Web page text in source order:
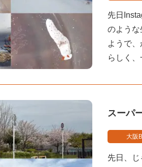
先日
のよう
ようで
らしく
スーパ
大阪
先日、